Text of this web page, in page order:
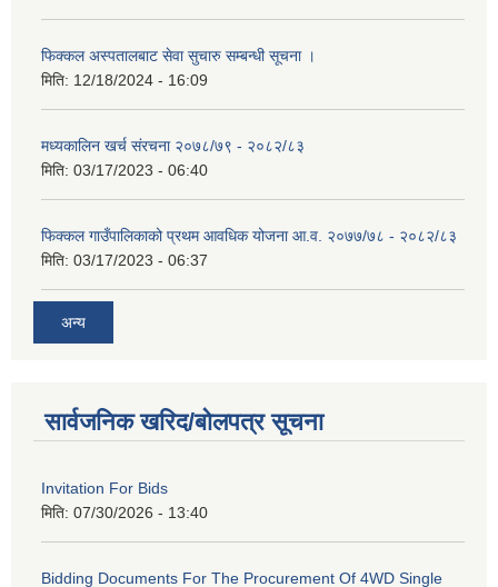
फिक्कल अस्पतालबाट सेवा सुचारु सम्बन्धी सूचना ।
मिति: 12/18/2024 - 16:09
मध्यकालिन खर्च संरचना २०७८/७९ - २०८२/८३
मिति: 03/17/2023 - 06:40
फिक्कल गाउँपालिकाको प्रथम आवधिक योजना आ.व. २०७७/७८ - २०८२/८३
मिति: 03/17/2023 - 06:37
अन्य
सार्वजनिक खरिद/बोलपत्र सूचना
Invitation For Bids
मिति: 07/30/2026 - 13:40
Bidding Documents For The Procurement Of 4WD Single